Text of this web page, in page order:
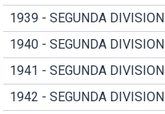
1939 - SEGUNDA DIVISION
1940 - SEGUNDA DIVISION
1941 - SEGUNDA DIVISION
1942 - SEGUNDA DIVISION